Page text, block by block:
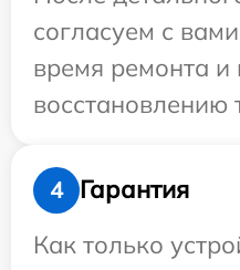
согласуем с
время ремонта и
восстановлению
4
Гарантия
Как только